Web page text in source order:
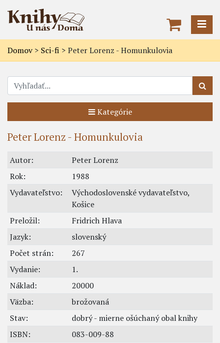
Domov> Sci-fi > Peter Lorenz - Homunkulovia
Kategórie
Peter Lorenz - Homunkulovia
Autor:
Peter Lorenz
Rok:
1988
Vydavateľstvo:
Východoslovenské vydavateľstvo,
Košice
Preložil:
Fridrich Hlava
Jazyk:
slovenský
Počet strán:
267
Vydanie:
1.
Náklad:
20000
Väzba:
brožovaná
Stav:
dobrý - mierne ošúchaný obal knihy
ISBN:
083-009-88